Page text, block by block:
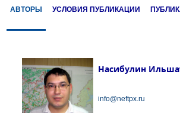
АВТОРЫ УСЛОВИЯ ПУБЛИКАЦИИ
Насибулин
info@neftpx.ru